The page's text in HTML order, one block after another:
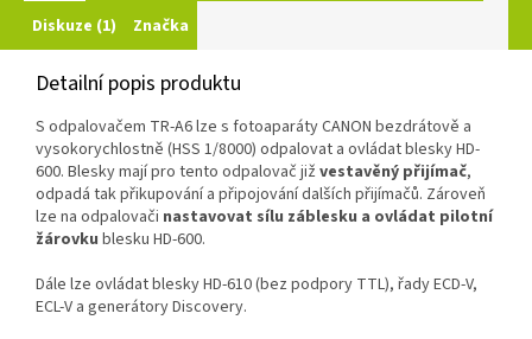
Diskuze (1) Značka
Detailní popis produktu
S odpalovačem TR-A6 lze s fotoaparáty CANON bezdrátově a
vysokorychlostně (HSS 1/8000) odpalovat a ovládat blesky HD-
600. Blesky mají pro tento odpalovač již vestavěný přijímač,
odpadá tak přikupování a připojování dalších přijímačů. Zároveň
lze na odpalovači nastavovat sílu záblesku a ovládat pilotní
žárovku blesku HD-600.
Dále lze ovládat blesky HD-610 (bez podpory TTL), řady ECD-V,
ECL-V a generátory Discovery.